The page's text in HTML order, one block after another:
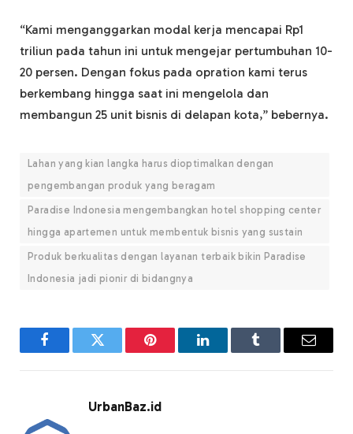
“Kami menganggarkan modal kerja mencapai Rp1
triliun pada tahun ini untuk mengejar pertumbuhan 10-
20 persen. Dengan fokus pada opration kami terus
berkembang hingga saat ini mengelola dan
membangun 25 unit bisnis di delapan kota,” bebernya.
Lahan yang kian langka harus dioptimalkan dengan
pengembangan produk yang beragam
Paradise Indonesia mengembangkan hotel shopping center
hingga apartemen untuk membentuk bisnis yang sustain
Produk berkualitas dengan layanan terbaik bikin Paradise
Indonesia jadi pionir di bidangnya
FacebookTwitter Pinterest LinkedInTumblr Email
UrbanBaz.id